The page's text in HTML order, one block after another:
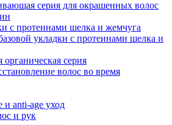
серия для окрашенных волос
с протеинами шелка и жемчуга
укладки с протеинами шелка и
серия
волос во время
anti-age уход
и рук